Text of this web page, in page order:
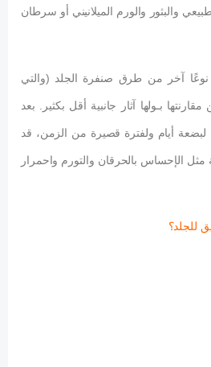
والبثور والورم الميلانيني أو سرطان
نوعًا آخر من طرق صنفرة الجلد (والتي
بـولها آثار جانبية أقل بكثير. بعد
لبضعة أيام ولفترة قصيرة من الزمن، قد
الإحساس بالحرقان والتورم واحمرار
للجلد؟